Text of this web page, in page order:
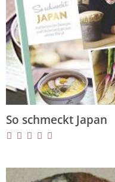
So schmeckt Japan